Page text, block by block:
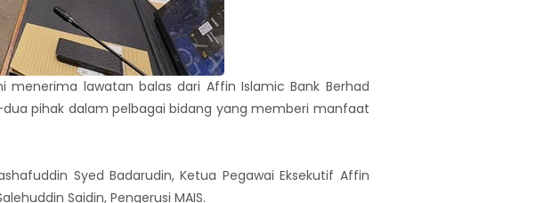
menerima lawatan balas dari Affin Islamic Bank Berhad
pihak dalam pelbagai bidang yang memberi manfaat
Syed Badarudin, Ketua Pegawai Eksekutif Affin
Saidin, Pengerusi MAIS.